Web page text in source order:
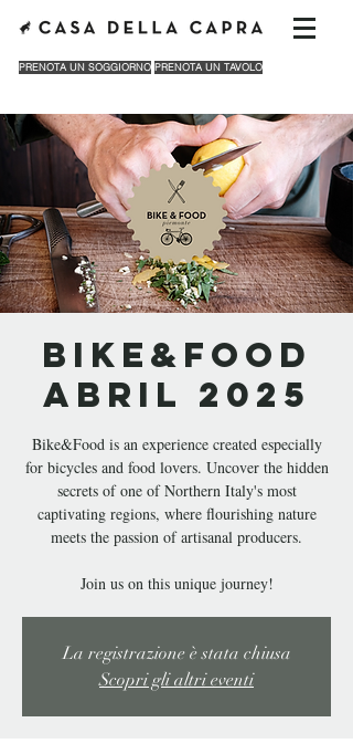
PRENOTA UN SOGGIORNO PRENOTA UN TAVOLO
BIKE&FOOD
ABRIL 2025
Bike&Food is an experience created especially
for bicycles and food lovers. Uncover the hidden
secrets of one of Northern Italy's most
captivating regions, where flourishing nature
meets the passion of artisanal producers.
La registrazione è stata chiusa
Scopri gli altri eventi